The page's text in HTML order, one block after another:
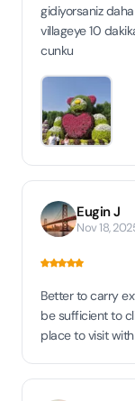
gidiyorsaniz
villageye 10
cunku
Eugin J
Nov 18,
Better to carry
be sufficient to
place to visit